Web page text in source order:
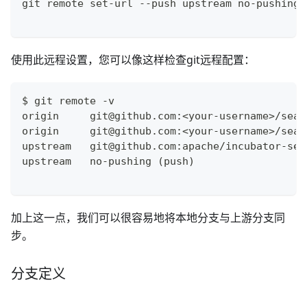
git remote set-url --push upstream no-pushing
使用此远程设置，您可以像这样检查git远程配置：
$ git remote -v
origin     git@github.com:<your-username>/
origin     git@github.com:<your-username>/
upstream   git@github.com:apache/incubator-
upstream   no-pushing (push)
加上这一点，我们可以很容易地将本地分支与上游分支同
步。
分支定义